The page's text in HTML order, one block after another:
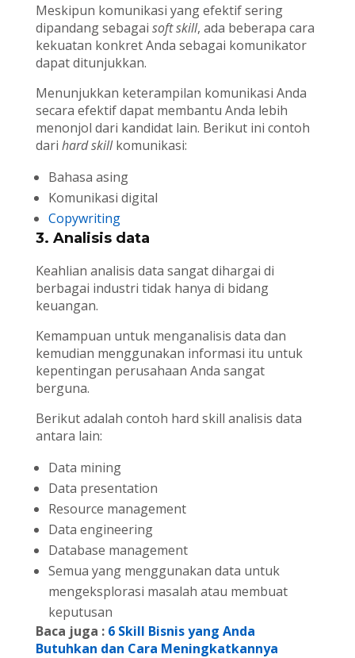
Meskipun komunikasi yang efektif sering
dipandang sebagai soft skill, ada beberapa cara
kekuatan konkret Anda sebagai komunikator
dapat ditunjukkan.
Menunjukkan keterampilan komunikasi Anda
secara efektif dapat membantu Anda lebih
menonjol dari kandidat lain. Berikut ini contoh
dari hard skillkomunikasi:
Bahasa asing
Komunikasi digital
Copywriting
3. Analisis data
Keahlian analisis data sangat dihargai di
berbagai industri tidak hanya di bidang
keuangan.
Kemampuan untuk menganalisis data dan
kemudian menggunakan informasi itu untuk
kepentingan perusahaan Anda sangat
berguna.
Berikut adalah contoh hard skill analisis data
antara lain:
Data mining
Data presentation
Resource management
Data engineering
Database management
Semua yang menggunakan data untuk
mengeksplorasi masalah atau membuat
keputusan
Baca juga : 6 Skill Bisnis yang Anda
Butuhkan dan Cara Meningkatkannya